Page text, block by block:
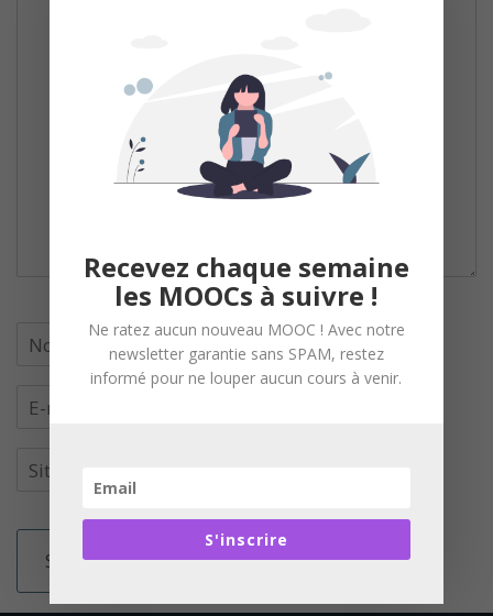
Recevez chaque semaine
les MOOCs à suivre !
Ne ratez aucun nouveau MOOC ! Avec notre
newsletter garantie sans SPAM, restez
informé pour ne louper aucun cours à venir.
S'inscrire